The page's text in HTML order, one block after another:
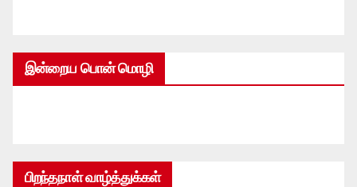
இன்றைய பொன் மொழி
பிறந்தநாள் வாழ்த்துக்கள்